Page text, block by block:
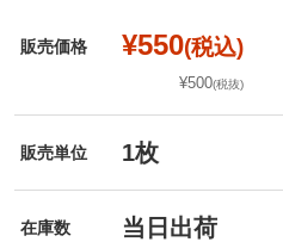
販売価格 ¥550(税込)
¥500(税抜)
販売単位 1枚
在庫数 当日出荷